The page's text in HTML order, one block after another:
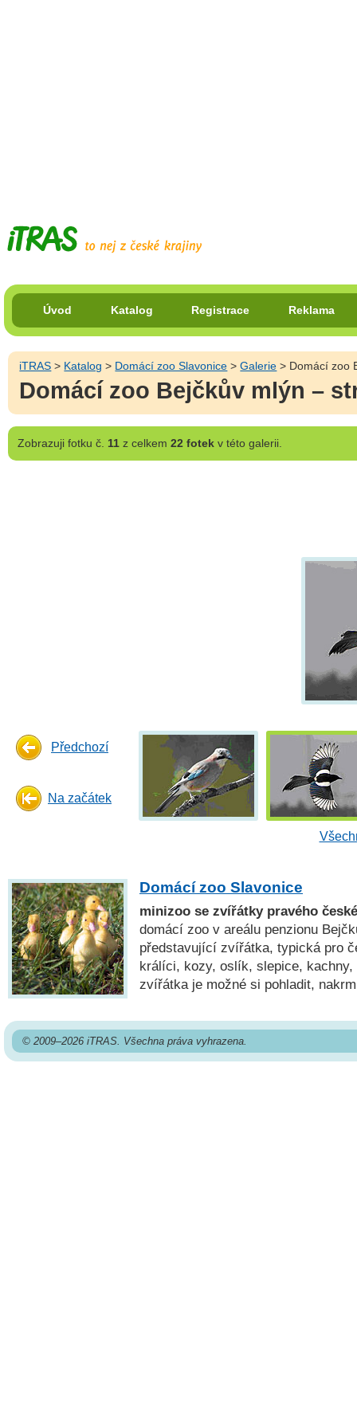
Úvod Katalog Registrace Reklama
iTRAS > Katalog > Domácí zoo Slavonice >Galerie > Domácí zoo
Domácí zoo Bejčkův mlýn –
Zobrazujifotku č. 11z celkem 22 fotekv této galerii.
Předchozí
Na začátek
Domácí zoo Slavonice
minizoo se zvířátky pravého
domácí zoo v areálu penzionu
představující zvířátka, typická pro
králíci, kozy, oslík, slepice,
zvířátka je možné si pohladit,
© 2009–2026 iTRAS. Všechna práva vyhrazena.